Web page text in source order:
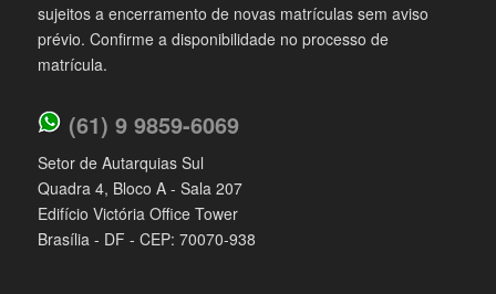
sujeitos a encerramento de novas matrículas sem aviso
prévio. Confirme a disponibilidade no processo de
matrícula.
(61) 9 9859-6069
Setor de Autarquias Sul
Quadra 4, Bloco A - Sala 207
Edifício Victória Office Tower
Brasília - DF - CEP: 70070-938